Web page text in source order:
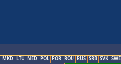
MKD LTU NED POL POR ROU RUS SRB SVK SWE